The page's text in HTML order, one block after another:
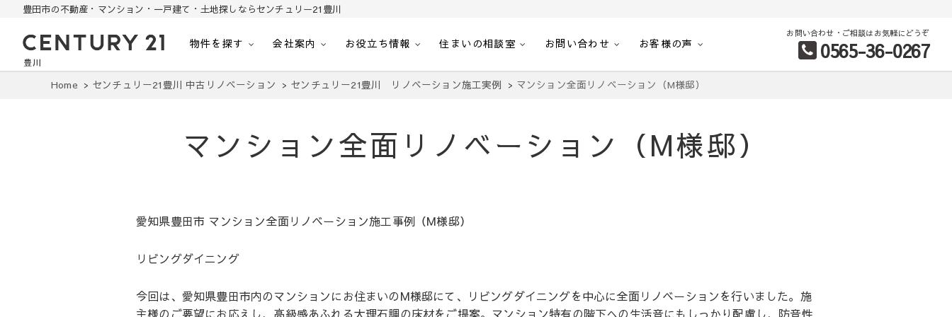
豊田市の不動産・マンション・一戸建て・土地探しならセンチュリー21豊川
豊田市の中古住宅・土地・リノベ物件探し｜センチュリー21豊川
物件を探す 会社案内 お役立ち情報 住まいの相談室 お問い合わせ お客様の声
お問い合わせ・ご相談はお気軽にどうぞ
0565-36-0267
Home センチュリー21豊川 中古リノベーション センチュリー21豊川 リノベーション施工実例 マンション全面リノベーション（M様邸）
マンション全面リノベーション（M様邸）
愛知県豊田市 マンション全面リノベーション施工事例（M様邸）
リビングダイニング
今回は、愛知県豊田市内のマンションにお住まいのM様邸にて、リビングダイニングを中心に全面リノベーションを行いました。施
主様のご要望にお応えし、高級感あふれる大理石調の床材をご提案。マンション特有の階下への生活音にもしっかり配慮し、防音性